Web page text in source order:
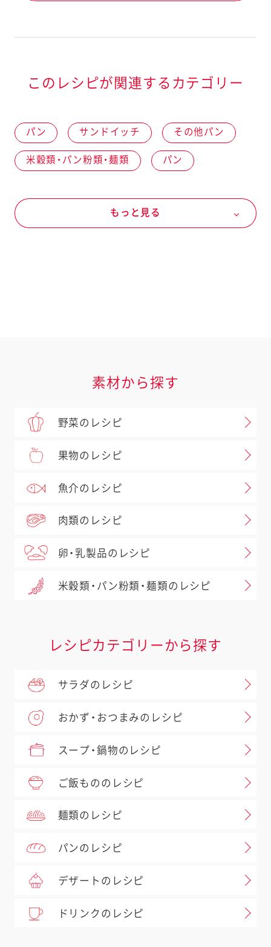
このレシピが関連するカテゴリー
パン サンドイッチ その他パン
米穀類・パン粉類・麺類 パン
チョコホイップ
もっと見る
素材から探す
野菜のレシピ
果物のレシピ
魚介のレシピ
肉類のレシピ
卵・乳製品のレシピ
米穀類・パン粉類・麺類のレシピ
レシピカテゴリーから探す
サラダのレシピ
おかず・おつまみのレシピ
スープ・鍋物のレシピ
ご飯もののレシピ
麺類のレシピ
パンのレシピ
デザートのレシピ
ドリンクのレシピ